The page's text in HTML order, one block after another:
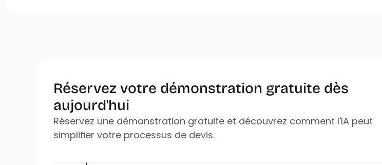
Réservez votre démonstration gratuite dès
aujourd'hui
Réservez une démonstration gratuite et découvrez comment l'IA peut
simplifier votre processus de devis.